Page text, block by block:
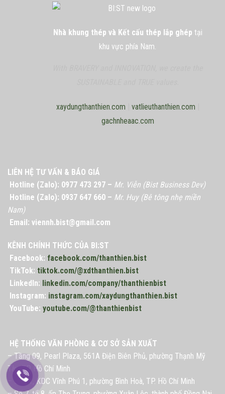
Nhà khung thép và Kết cấu thép lắp ghép tại
khu vực phía Nam.
xaydungthanthien.com vatlieuthanthien.com
gachnheaac.com
LIÊN HỆ TƯ VẤN & BÁO GIÁ
Hotline (Zalo): 0977 473 297 – Mr. Viễn (Bist Business Dev)
Hotline (Zalo): 0937 647 660 – Mr. Huy (Bê tông nhẹ miền
Nam)
Email: viennh.bist@gmail.com
KÊNH CHÍNH THỨC CỦA BI:ST
Facebook: facebook.com/thanthien.bist
TikTok: tiktok.com/@xdthanthien.bist
LinkedIn: linkedin.com/company/thanthienbist
Instagram: instagram.com/xaydungthanthien.bist
YouTube: youtube.com/@thanthienbist
HỆ THỐNG VĂN PHÒNG & CƠ SỞ SẢN XUẤT
– Tầng 09, Pearl Plaza, 561A Điện Biên Phủ, phường Thạnh Mỹ
Tây, TP. Hồ Chí Minh
– Lô G1, KDC Vĩnh Phú 1, phường Bình Hoà, TP. Hồ Chí Minh